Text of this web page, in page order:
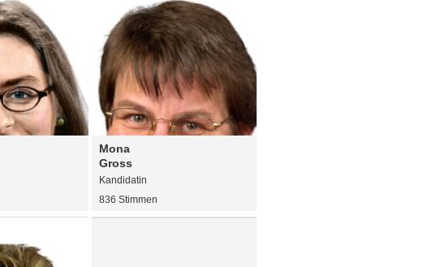
Mona
Gross
Kandidatin
836 Stimmen